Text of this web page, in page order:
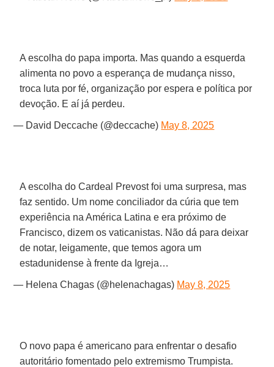
A escolha do papa importa. Mas quando a esquerda
alimenta no povo a esperança de mudança nisso,
troca luta por fé, organização por espera e política por
devoção. E aí já perdeu.
— David Deccache (@deccache) May 8, 2025
A escolha do Cardeal Prevost foi uma surpresa, mas
faz sentido. Um nome conciliador da cúria que tem
experiência na América Latina e era próximo de
Francisco, dizem os vaticanistas. Não dá para deixar
de notar, leigamente, que temos agora um
estadunidense à frente da Igreja…
— Helena Chagas (@helenachagas) May 8, 2025
O novo papa é americano para enfrentar o desafio
autoritário fomentado pelo extremismo Trumpista.